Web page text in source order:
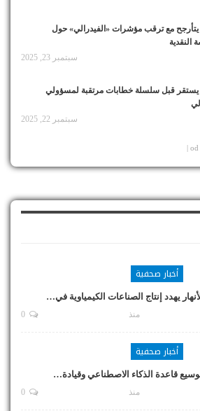
يتأرجح مع ترقب مؤشرات «الفيدرالي» حول
النقدية
سبتمبر 23, 2025
يستقر قبل سلسلة خطابات مرتقبة لمسؤولي
سبتمبر 22, 2025
أخبار صحفية
يهدد إنتاج الصناعات الكيمياوية في…
منذ
أخبار صحفية
قاعدة الذكاء الاصطناعي وقيادة…
منذ